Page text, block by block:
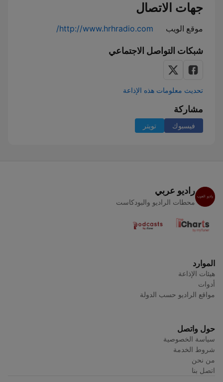
جهات الاتصال
موقع الويب http://www.hrhradio.com/
شبكات التواصل الاجتماعي
تحديث معلومات هذه الإذاعة
مشاركة
فيسبوك تويتر
راديو عربي
محطات الراديو والبودكاست
الموارد
هيئات الإذاعة
أدوات
مواقع الراديو حسب الدولة
حول واتصل
سياسة الخصوصية
شروط الخدمة
من نحن
اتصل بنا